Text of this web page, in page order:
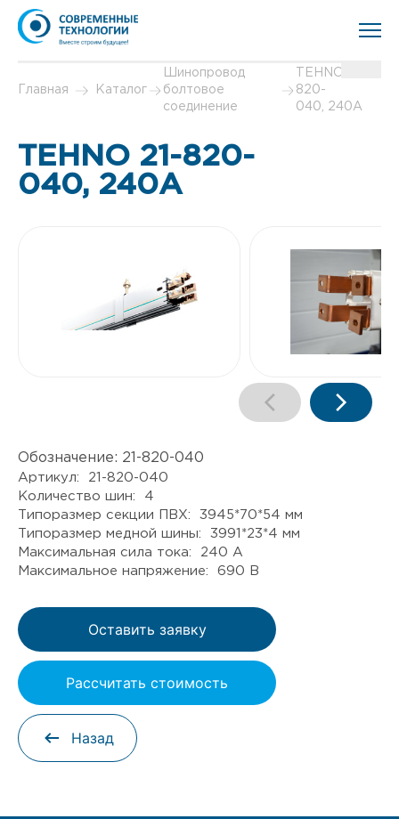
Главная Каталог
Шинопровод
болтовое
соединение
TEHNO 21-
820-
040, 240А
TEHNO 21-820-
040, 240А
Обозначение: 21-820-040
Артикул: 21-820-040
Количество шин: 4
Типоразмер секции ПВХ: 3945*70*54 мм
Типоразмер медной шины: 3991*23*4 мм
Максимальная сила тока: 240 А
Максимальное напряжение: 690 В
Оставить заявку
Рассчитать стоимость
Назад